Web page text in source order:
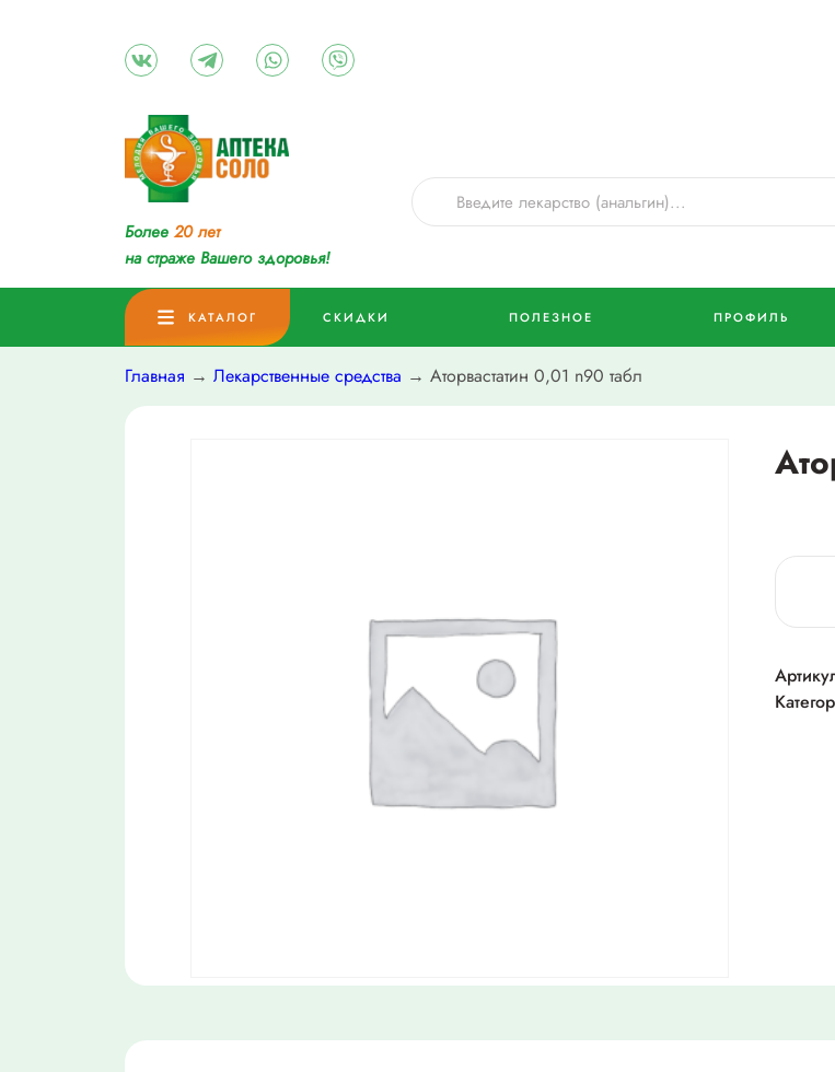
Более 20 лет
на страже Вашего здоровья!
КАТАЛОГ СКИДКИ ПОЛЕЗНОЕ ПРОФИЛЬ
Главная → Лекарственные средства → Аторвастатин 0,01 n90 табл